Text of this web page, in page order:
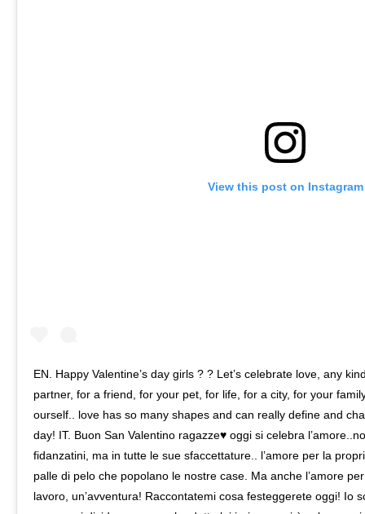
View this post on Instagram
EN. Happy Valentine’s day girls ? ? Let’s celebrate love, any
partner, for a friend, for your pet, for life, for a city, for your
ourself.. love has so many shapes and can really define and
day! IT. Buon San Valentino ragazze♥️ oggi si celebra
fidanzatini, ma in tutte le sue sfaccettature.. l’amore per la
palle di pelo che popolano le nostre case. Ma anche l’amore
lavoro, un’avventura! Raccontatemi cosa festeggerete oggi! Io